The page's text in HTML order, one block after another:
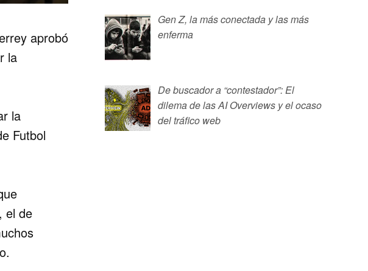
aprobó
la
la
Futbol
el de
Gen Z, la más conectada y las más
enferma
De buscador a “contestador”: El
dilema de las AI Overviews y el ocaso
del tráfico web